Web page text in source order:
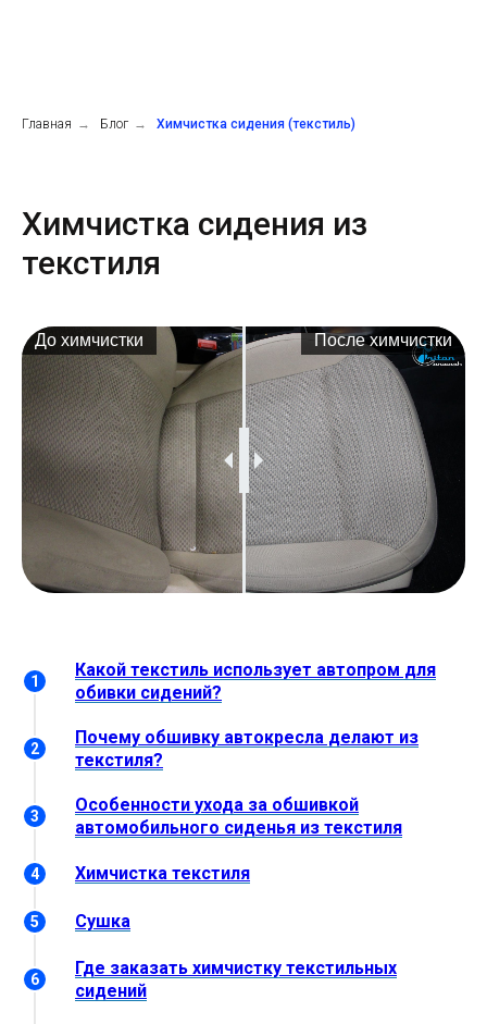
Главная → Блог → Химчистка сидения (текстиль)
Химчистка сидения из
текстиля
До химчистки После химчистки
Какой текстиль использует автопром для
обивки сидений?
Почему обшивку автокресла делают из
текстиля?
Особенности ухода за обшивкой
автомобильного сиденья из текстиля
Химчистка текстиля
Сушка
Где заказать химчистку текстильных
сидений